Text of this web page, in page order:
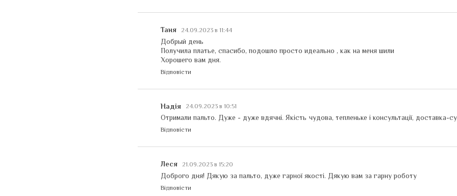
Таня 24.09.2023 в 11:44
Добрый день
Получила платье, спасибо, подошло просто идеально , как на меня шили
Хорошего вам дня.
Відповісти
Надія 24.09.2023 в 10:51
Отримали пальто. Дуже - дуже вдячні. Якість чудова, тепленьке і консультації, доставка-
Відповісти
Леся 21.09.2023 в 15:20
Доброго дня! Дякую за пальто, дуже гарної якості. Дякую вам за гарну роботу
Відповісти